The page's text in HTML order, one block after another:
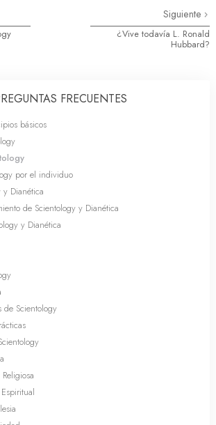
Siguiente
¿Vive todavía L. Ronald
Hubbard?
FRECUENTES
básicos
por el individuo
y Dianética
de Scientology y Dianética
y Dianética
de Scientology